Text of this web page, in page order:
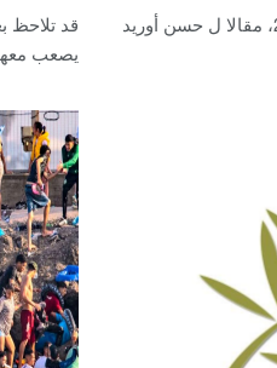
نشر موقع الجزيرة، يوم 3 غشت 2026، مقالا ل حسن أوريد
قد تلاحظ
يصعب